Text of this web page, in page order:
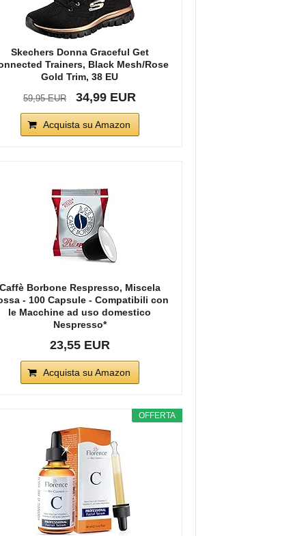
Skechers Donna Graceful Get
Trainers, Black Mesh/Rose
Gold Trim, 38 EU
59,95 EUR 34,99 EUR
Acquista su Amazon
Borbone Respresso, Miscela
- 100 Capsule - Compatibili con
le Macchine ad uso domestico
Nespresso*
23,55 EUR
Acquista su Amazon
OFFERTA